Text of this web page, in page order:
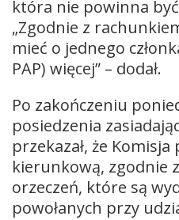
która nie powinna być
„Zgodnie z
mieć o jednego
PAP) więcej” – dodał.
Po zakończeniu
posiedzenia
przekazał, że Komisja
kierunkową, zgodnie
orzeczeń, które są
powołanych przy